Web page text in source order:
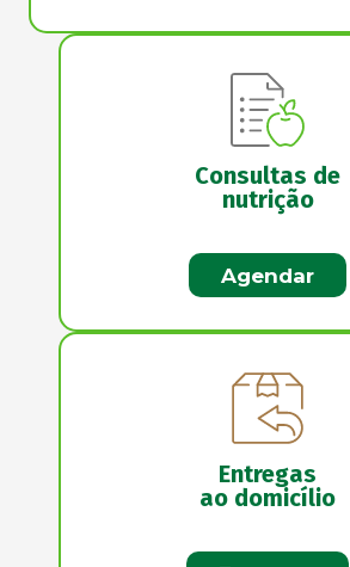
Consultas de
nutrição
Agendar
Entregas
ao domicílio